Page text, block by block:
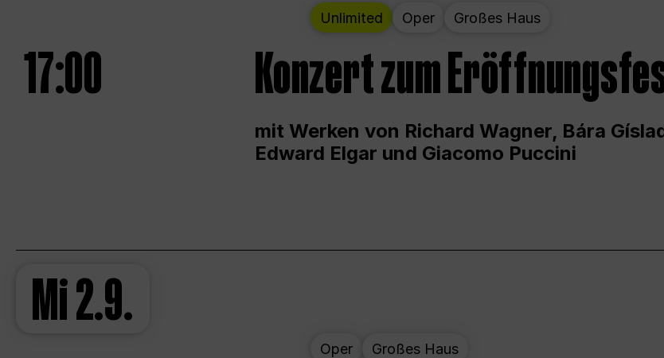
Unlimited Oper Großes Haus
17:00 Konzert zum
mit Werken von Richard Wagner, Bára
Edward Elgar und Giacomo Puccini
Mi2.9.
Oper Großes Haus